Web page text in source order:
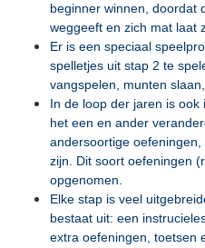
beginner winnen, doordat
weggeeft en zich mat laat
Er is een speciaal
spelletjes uit stap 2 te
vangspelen, munten slaan,
In de loop der jaren is
het een en ander
andersoortige
zijn. Dit soort oefeningen
opgenomen.
Elke stap is veel
bestaat uit: een
extra oefeningen, toetsen